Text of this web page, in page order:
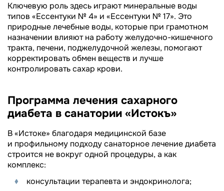
Ключевую роль здесь играют минеральные воды
типов «Ессентуки № 4» и «Ессентуки № 17». Это
природные лечебные воды, которые при грамотном
назначении влияют на работу желудочно-кишечного
тракта, печени, поджелудочной железы, помогают
корректировать обмен веществ и лучше
контролировать сахар крови.
Программа лечения сахарного
диабета в санатории «Истокъ»
В «Истоке» благодаря медицинской базе
и профильному подходу санаторное лечение диабета
строится не вокруг одной процедуры, а как
комплекс:
консультации терапевта и эндокринолога;